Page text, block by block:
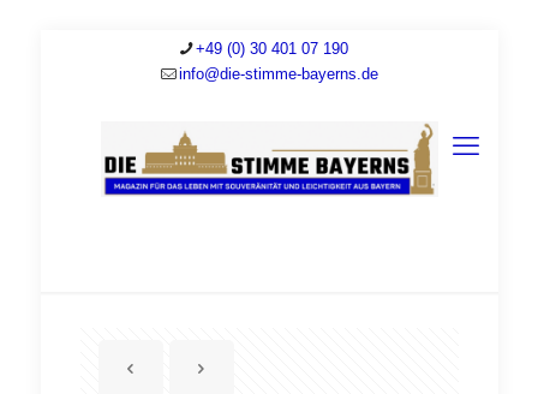
+49 (0) 30 401 07 190
info@die-stimme-bayerns.de